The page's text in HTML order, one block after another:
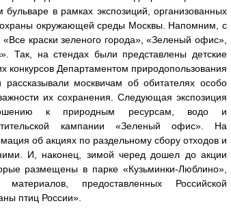
в рамках экспозиций, организованных
окружающей среды Москвы. Напомним, с
краски зеленого города», «Зеленый офис»,
Так, на стендах были представлены детские
конкурсов Департаментом природопользования
москвичам об обитателях особо
их сохранения. Следующая экспозиция
к природным ресурсам, водо и
кампании «Зеленый офис». На
об акциях по раздельному сбору отходов и
И, наконец, зимой черед дошел до акции
размещены в парке «Кузьминки-Люблино»,
предоставленных Российской
птиц России».